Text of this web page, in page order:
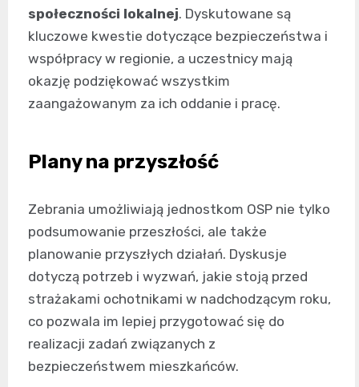
społeczności lokalnej. Dyskutowane są
kluczowe kwestie dotyczące bezpieczeństwa i
współpracy w regionie, a uczestnicy mają
okazję podziękować wszystkim
zaangażowanym za ich oddanie i pracę.
Plany na przyszłość
Zebrania umożliwiają jednostkom OSP nie tylko
podsumowanie przeszłości, ale także
planowanie przyszłych działań. Dyskusje
dotyczą potrzeb i wyzwań, jakie stoją przed
strażakami ochotnikami w nadchodzącym roku,
co pozwala im lepiej przygotować się do
realizacji zadań związanych z
bezpieczeństwem mieszkańców.